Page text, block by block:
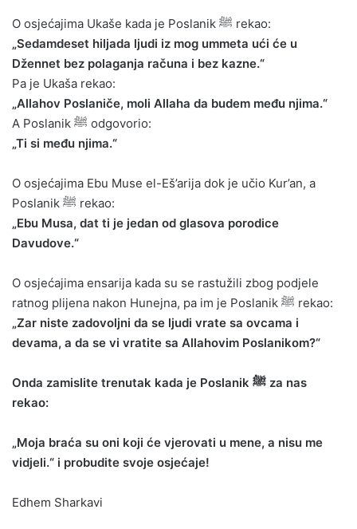
O osjećajima Ukaše kada je Poslanik ﷺ rekao:
„Sedamdeset hiljada ljudi iz mog ummeta ući će u
Džennet bez polaganja računa i bez kazne.“
Pa je Ukaša rekao:
„Allahov Poslaniče, moli Allaha da budem među njima.“
A Poslanik ﷺ odgovorio:
„Ti si među njima.“
O osjećajima Ebu Muse el-Eš’arija dok je učio Kur’an, a
Poslanik ﷺ rekao:
„Ebu Musa, dat ti je jedan od glasova porodice
Davudove.“
O osjećajima ensarija kada su se rastužili zbog podjele
ratnog plijena nakon Hunejna, pa im je Poslanik ﷺ rekao:
„Zar niste zadovoljni da se ljudi vrate sa ovcama i
devama, a da se vi vratite sa Allahovim Poslanikom?“
Onda zamislite trenutak kada je Poslanik ﷺ za nas
rekao:
„Moja braća su oni koji će vjerovati u mene, a nisu me
vidjeli.“ i probudite svoje osjećaje!
Edhem Sharkavi